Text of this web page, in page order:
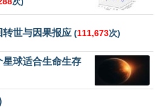
世与因果报应 (111,673次)
球适合生命生存